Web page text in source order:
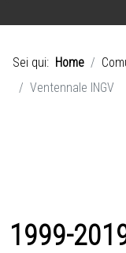
Sei qui: Home
Ventennale INGV
1999-